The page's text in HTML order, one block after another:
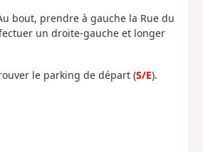
bout, prendre à gauche la Rue du
un droite-gauche et longer
le parking de départ (S/E).